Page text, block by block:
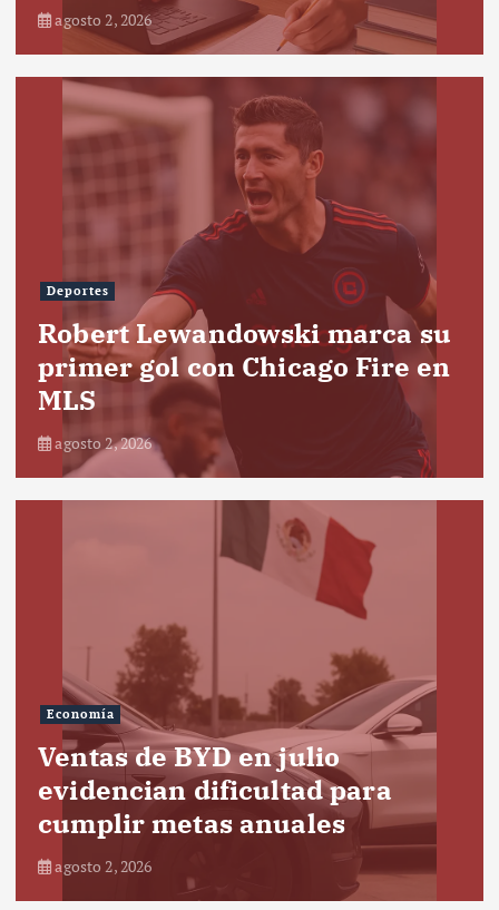
agosto 2, 2026
Deportes
Robert Lewandowski marca su
primer gol con Chicago Fire en
MLS
agosto 2, 2026
Economía
Ventas de BYD en julio
evidencian dificultad para
cumplir metas anuales
agosto 2, 2026